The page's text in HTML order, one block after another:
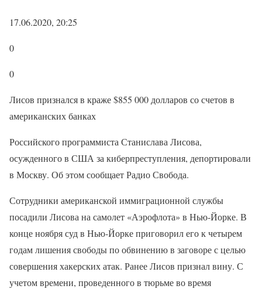
17.06.2020, 20:25
0
0
Лисов признался в краже $855 000 долларов со счетов в
американских банках
Российского программиста Станислава Лисова,
осужденного в США за киберпреступления, депортировали
в Москву. Об этом сообщает Радио Свобода.
Сотрудники американской иммиграционной службы
посадили Лисова на самолет «Аэрофлота» в Нью-Йорке. В
конце ноября суд в Нью-Йорке приговорил его к четырем
годам лишения свободы по обвинению в заговоре с целью
совершения хакерских атак. Ранее Лисов признал вину. С
учетом времени, проведенного в тюрьме во время